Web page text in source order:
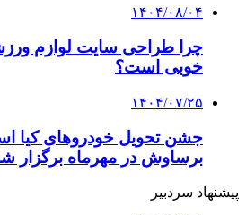
۱۴۰۴/۰۸/۰۴
چرا طراحی سایت لوازم
خوبی است؟
۱۴۰۴/۰۷/۲۵
جشن تحویل خودروهای کیا
برساوش در مهرماه برگزار
پیشنهاد سردبیر